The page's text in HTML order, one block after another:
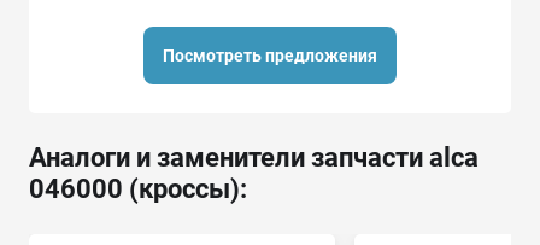
Посмотреть предложения
Аналоги и заменители запчасти alca
046000 (кроссы):